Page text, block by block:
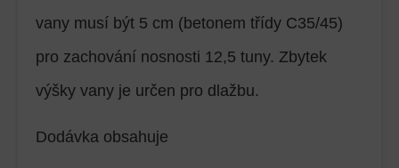
vany musí být 5 cm (betonem třídy C35/45)
pro zachování nosnosti 12,5 tuny. Zbytek
výšky vany je určen pro dlažbu.
Dodávka obsahuje